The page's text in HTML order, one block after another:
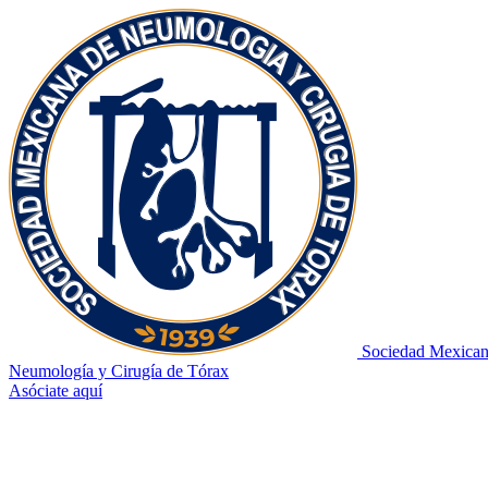
Sociedad
Neumología y Cirugía de Tórax
Asóciate aquí